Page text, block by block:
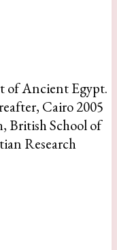
of Ancient Egypt.
Cairo 2005
British School of
Research